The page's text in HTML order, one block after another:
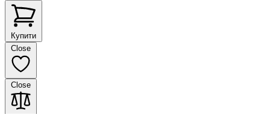
Купити
Close
Close